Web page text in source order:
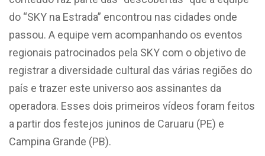
do “SKY na Estrada” encontrou nas cidades onde
passou. A equipe vem acompanhando os eventos
regionais patrocinados pela SKY com o objetivo de
registrar a diversidade cultural das várias regiões do
país e trazer este universo aos assinantes da
operadora. Esses dois primeiros vídeos foram feitos
a partir dos festejos juninos de Caruaru (PE) e
Campina Grande (PB).